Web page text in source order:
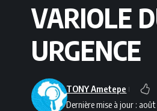
VARIOLE
URGENCE
Dernière mise à jour :
TONY Ametepe